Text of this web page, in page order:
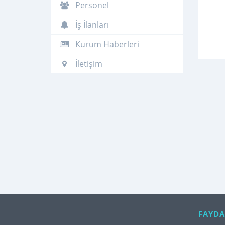
Personel
İş İlanları
Kurum Haberleri
İletişim